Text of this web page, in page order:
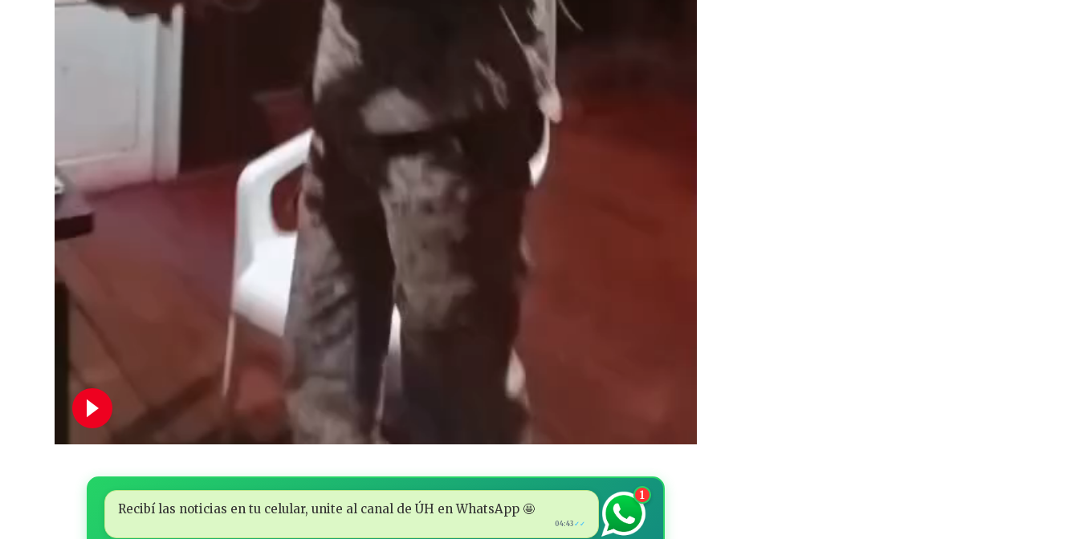
Recibí las noticias en tu celular, unite al canal de ÚH en WhatsApp 🤩
04:43 ✓✓
1